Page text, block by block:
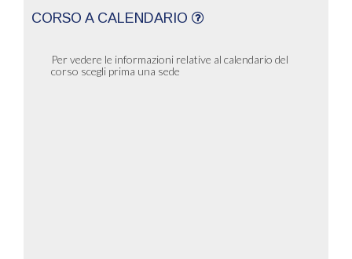
CORSO A CALENDARIO
Per vedere le informazioni relative al calendario del
corso scegli prima una sede